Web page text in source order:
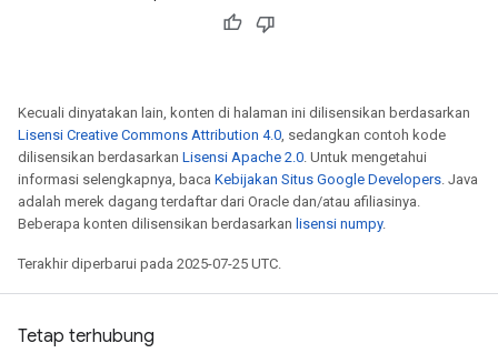
Kecuali dinyatakan lain, konten di halaman ini dilisensikan berdasarkan
Lisensi Creative Commons Attribution 4.0, sedangkan contoh kode
dilisensikan berdasarkan Lisensi Apache 2.0. Untuk mengetahui
informasi selengkapnya, baca Kebijakan Situs Google Developers. Java
adalah merek dagang terdaftar dari Oracle dan/atau afiliasinya.
Beberapa konten dilisensikan berdasarkan lisensi numpy.
Terakhir diperbarui pada 2025-07-25 UTC.
Tetap terhubung